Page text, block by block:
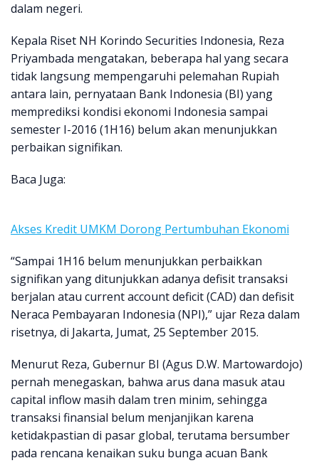
dalam negeri.
Kepala Riset NH Korindo Securities Indonesia, Reza
Priyambada mengatakan, beberapa hal yang secara
tidak langsung mempengaruhi pelemahan Rupiah
antara lain, pernyataan Bank Indonesia (BI) yang
memprediksi kondisi ekonomi Indonesia sampai
semester I-2016 (1H16) belum akan menunjukkan
perbaikan signifikan.
Baca Juga:
Akses Kredit UMKM Dorong Pertumbuhan Ekonomi
“Sampai 1H16 belum menunjukkan perbaikkan
signifikan yang ditunjukkan adanya defisit transaksi
berjalan atau current account deficit (CAD) dan defisit
Neraca Pembayaran Indonesia (NPI),” ujar Reza dalam
risetnya, di Jakarta, Jumat, 25 September 2015.
Menurut Reza, Gubernur BI (Agus D.W. Martowardojo)
pernah menegaskan, bahwa arus dana masuk atau
capital inflow masih dalam tren minim, sehingga
transaksi finansial belum menjanjikan karena
ketidakpastian di pasar global, terutama bersumber
pada rencana kenaikan suku bunga acuan Bank